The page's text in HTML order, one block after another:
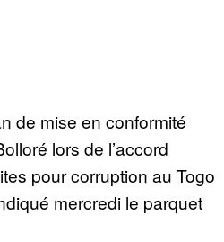
de mise en conformité
lors de l’accord
pour corruption au Togo
mercredi le parquet